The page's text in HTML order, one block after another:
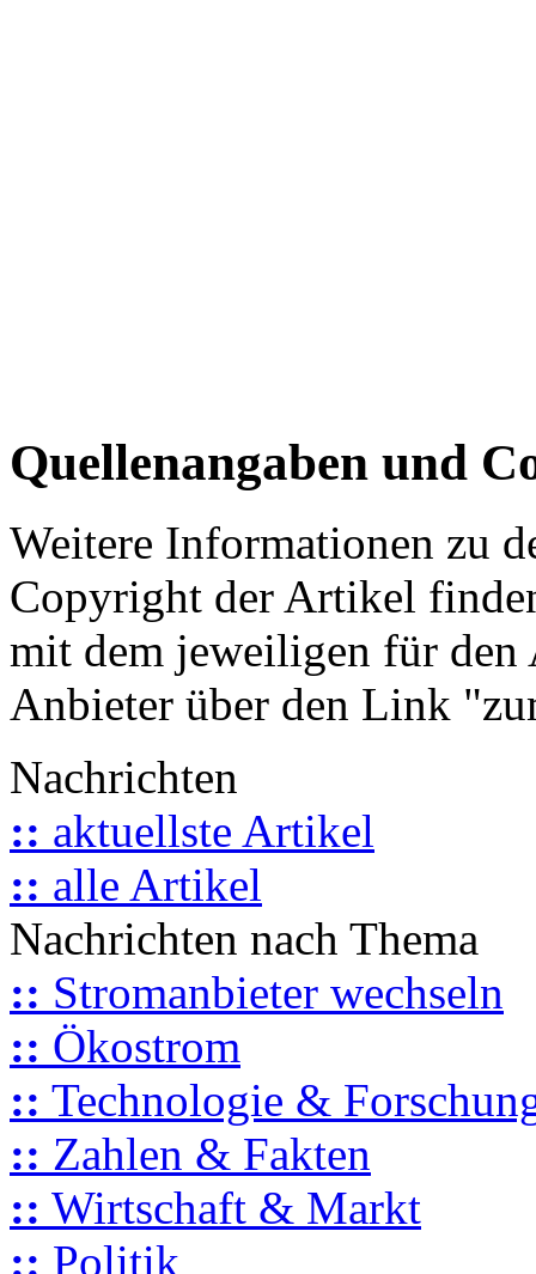
Quellenangaben und
Weitere Informationen zu
Copyright der Artikel
mit dem jeweiligen für
Anbieter über den Link
Nachrichten
:: aktuellste Artikel
:: alle Artikel
Nachrichten nach Thema
:: Stromanbieter wechseln
:: Ökostrom
:: Technologie &
:: Zahlen & Fakten
:: Wirtschaft & Markt
:: Politik